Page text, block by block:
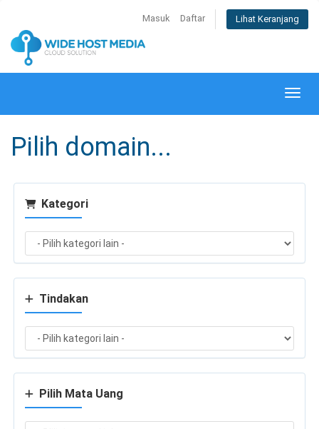
Masuk Daftar Lihat Keranjang
Pilih domain...
Kategori
Tindakan
Pilih Mata Uang